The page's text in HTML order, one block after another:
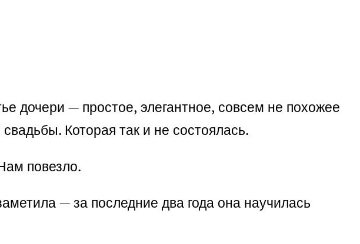
дочери — простое, элегантное, совсем не похожее
Которая так и не состоялась.
повезло.
— за последние два года она научилась